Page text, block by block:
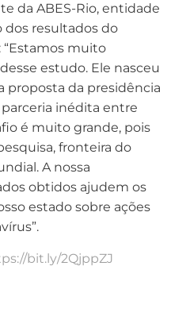
da ABES-Rio, entidade
dos resultados do
muito
estudo. Ele nasceu
proposta da presidência
inédita entre
é muito grande, pois
fronteira do
A nossa
obtidos ajudem os
estado sobre ações
bit.ly/2QjppZJ